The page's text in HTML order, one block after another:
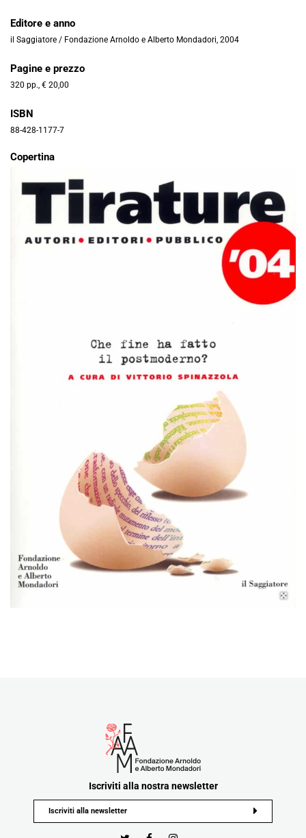
Editore e anno
il Saggiatore / Fondazione Arnoldo e Alberto Mondadori, 2004
Pagine e prezzo
320 pp., € 20,00
ISBN
88-428-1177-7
Copertina
Iscriviti alla nostra newsletter